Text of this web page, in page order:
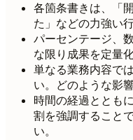
各箇条書きは、「
た」などの力強い
パーセンテージ、
な限り成果を定量
単なる業務内容で
い。どのような影
時間の経過ととも
割を強調すること
い。